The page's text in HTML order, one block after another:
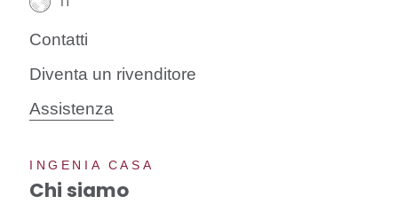
Contatti
Diventa un rivenditore
Assistenza
INGENIA CASA
Chi siamo